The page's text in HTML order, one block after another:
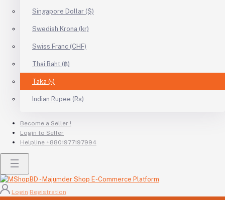
Singapore Dollar ($)
Swedish Krona (kr)
Swiss Franc (CHF)
Thai Baht (฿)
Taka (৳)
Indian Rupee (Rs)
Become a Seller !
Login to Seller
Helpline +8801977197994
Login Registration